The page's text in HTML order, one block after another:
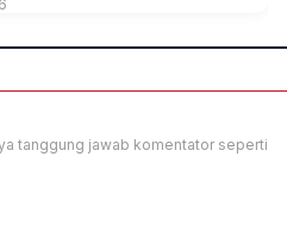
tanggung jawab komentator seperti